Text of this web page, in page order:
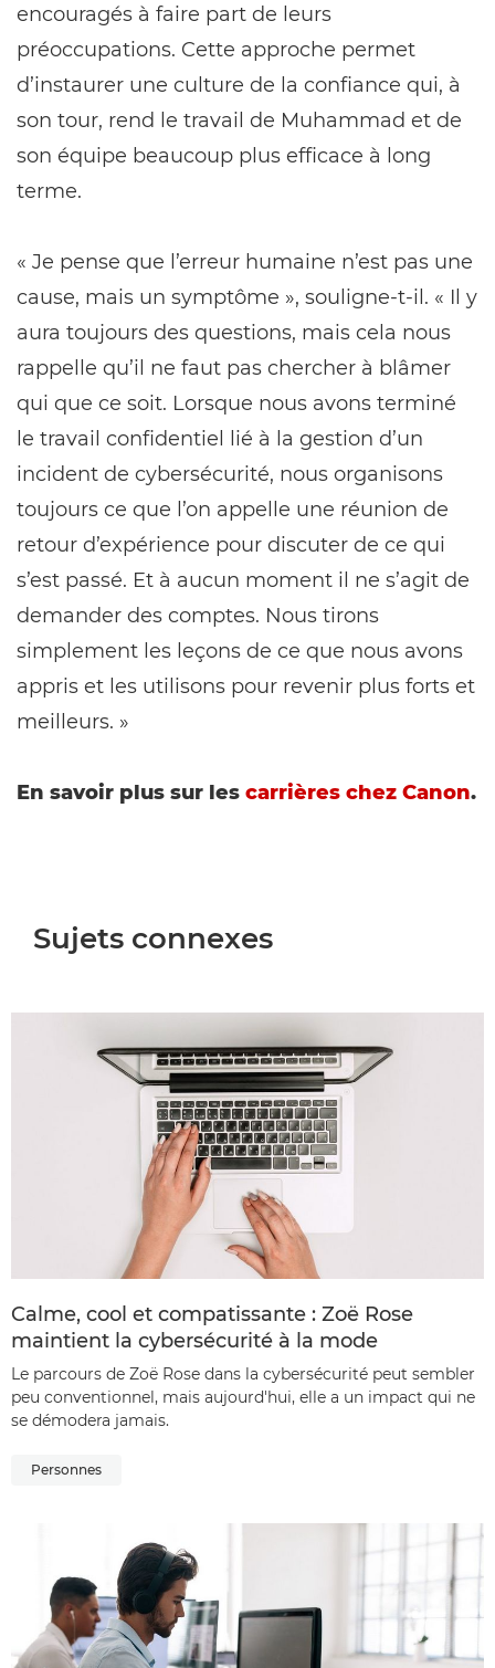
encouragés à faire part de leurs
préoccupations. Cette approche permet
d’instaurer une culture de la confiance qui, à
son tour, rend le travail de Muhammad et de
son équipe beaucoup plus efficace à long
terme.
« Je pense que l’erreur humaine n’est pas une
cause, mais un symptôme », souligne-t-il. « Il y
aura toujours des questions, mais cela nous
rappelle qu’il ne faut pas chercher à blâmer
qui que ce soit. Lorsque nous avons terminé
le travail confidentiel lié à la gestion d’un
incident de cybersécurité, nous organisons
toujours ce que l’on appelle une réunion de
retour d’expérience pour discuter de ce qui
s’est passé. Et à aucun moment il ne s’agit de
demander des comptes. Nous tirons
simplement les leçons de ce que nous avons
appris et les utilisons pour revenir plus forts et
meilleurs. »
En savoir plus sur les carrières chez Canon.
Sujets connexes
Calme, cool et compatissante : Zoë Rose
maintient la cybersécurité à la mode
Le parcours de Zoë Rose dans la cybersécurité peut sembler
peu conventionnel, mais aujourd'hui, elle a un impact qui ne
se démodera jamais.
Personnes